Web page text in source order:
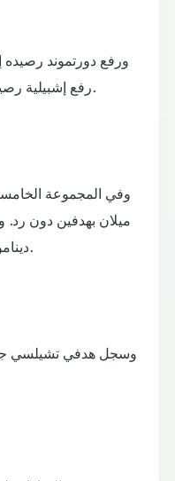
رفع إشبيلية رصيده إلى نقطتين في المركز الثالث.
وفي المجموعة
ميلان بهدفين دون
دينامو زغرب مع ريد بول سالزبورغ 1-1.